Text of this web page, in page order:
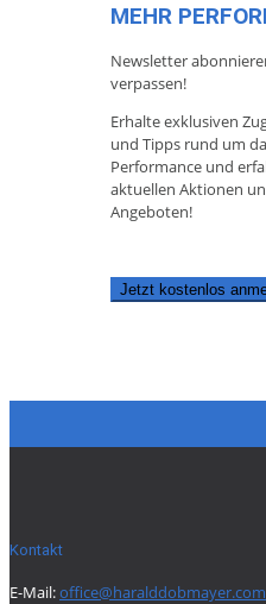
MEHR
Newsletter
verpassen!
Erhalte exklusiven
und Tipps rund um
Performance und
aktuellen Aktionen
Angeboten!
Jetzt kostenlos
Kontakt
E-Mail:office@haralddobmayer.com